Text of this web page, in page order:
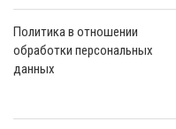
Политика в отношении
обработки персональных
данных